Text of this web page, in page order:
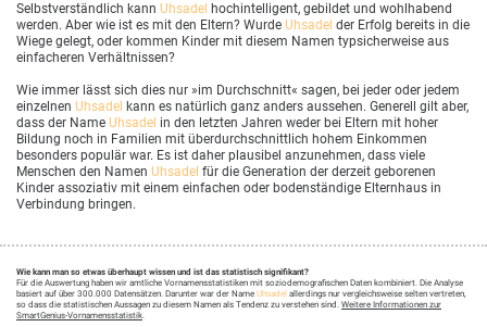
Selbstverständlich kann Uhsadel hochintelligent, gebildet und wohlhabend
werden. Aber wie ist es mit den Eltern? Wurde Uhsadel der Erfolg bereits in die
Wiege gelegt, oder kommen Kinder mit diesem Namen typsicherweise aus
einfacheren Verhältnissen?
Wie immer lässt sich dies nur »im Durchschnitt« sagen, bei jeder oder jedem
einzelnen Uhsadel kann es natürlich ganz anders aussehen. Generell gilt aber,
dass der Name Uhsadel in den letzten Jahren weder bei Eltern mit hoher
Bildung noch in Familien mit überdurchschnittlich hohem Einkommen
besonders populär war. Es ist daher plausibel anzunehmen, dass viele
Menschen den Namen Uhsadel für die Generation der derzeit geborenen
Kinder assoziativ mit einem einfachen oder bodenständige Elternhaus in
Verbindung bringen.
Wie kann man so etwas überhaupt wissen und ist das statistisch signifikant?
Für die Auswertung haben wir amtliche Vornamensstatistiken mit soziodemografischen Daten kombiniert. Die Analyse
basiert auf über 300.000 Datensätzen. Darunter war der Name Uhsadel allerdings nur vergleichsweise selten vertreten,
so dass die statistischen Aussagen zu diesem Namen als Tendenz zu verstehen sind. Weitere Informationen zur
SmartGenius-Vornamensstatistik.